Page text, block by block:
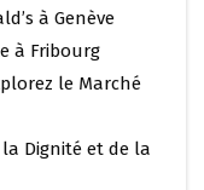
à Genève
à Fribourg
le Marché
Dignité et de la